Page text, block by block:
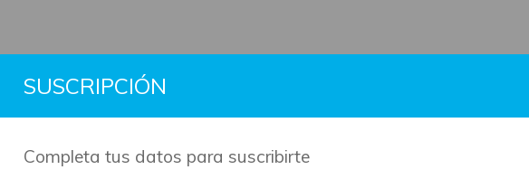
La mayoría de nuestros productos son artesanales y tienen su tiempo de
literaria
SUSCRIPCIÓN
Completa tus datos para suscribirte